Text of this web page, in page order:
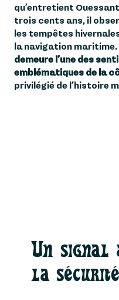
qu’entretient
trois cents ans, il
les tempêtes
la navigation maritime.
demeure l’une des
emblématiques de la
privilégié de l’histoire
Un signal
la